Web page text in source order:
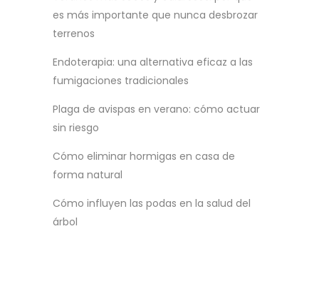
es más importante que nunca desbrozar
terrenos
Endoterapia: una alternativa eficaz a las
fumigaciones tradicionales
Plaga de avispas en verano: cómo actuar
sin riesgo
Cómo eliminar hormigas en casa de
forma natural
Cómo influyen las podas en la salud del
árbol